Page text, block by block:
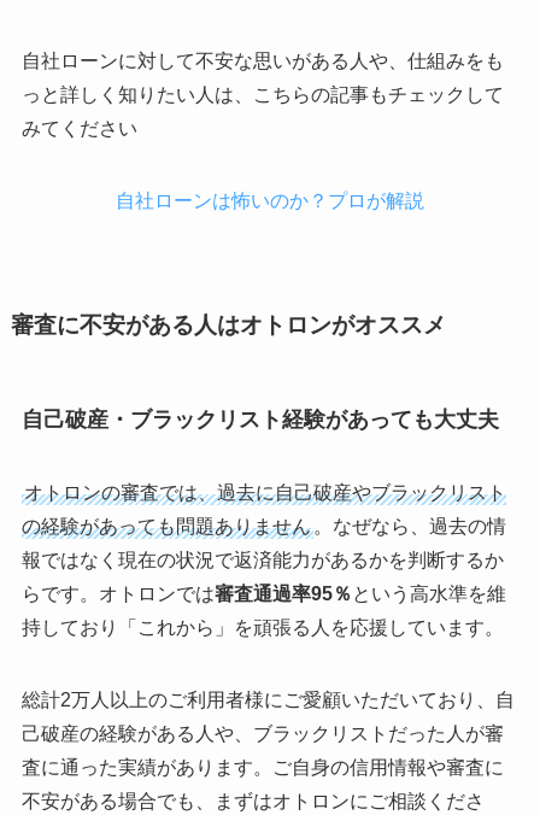
自社ローンに対して不安な思いがある人や、仕組みをも
っと詳しく知りたい人は、こちらの記事もチェックして
みてください
自社ローンは怖いのか？プロが解説
審査に不安がある人はオトロンがオススメ
自己破産・ブラックリスト経験があっても大丈夫
オトロンの審査では、過去に自己破産やブラックリスト
の経験があっても問題ありません。なぜなら、過去の情
報ではなく現在の状況で返済能力があるかを判断するか
らです。オトロンでは審査通過率95％ という高水準を維
持しており「これから」を頑張る人を応援しています。
総計2万人以上のご利用者様にご愛顧いただいており、自
己破産の経験がある人や、ブラックリストだった人が審
査に通った実績があります。ご自身の信用情報や審査に
不安がある場合でも、まずはオトロンにご相談くださ